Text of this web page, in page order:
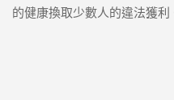
的健康換取少數人的違法獲利